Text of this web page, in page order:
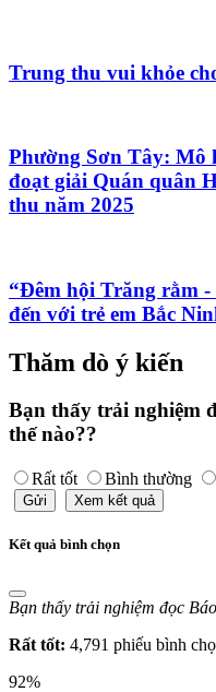
Trung thu vui khỏe
Phường Sơn Tây: Mô
đoạt giải Quán quân
thu năm 2025
“Đêm hội Trăng rằm -
đến với trẻ em Bắc
Thăm dò ý kiến
Bạn thấy trải nghiệm
thế nào??
Rất tốt Bình thường
Gửi Xem kết quả
Kết quả bình chọn
Bạn thấy trải nghiệm đọc
Rất tốt: 4,791 phiếu bình
92%